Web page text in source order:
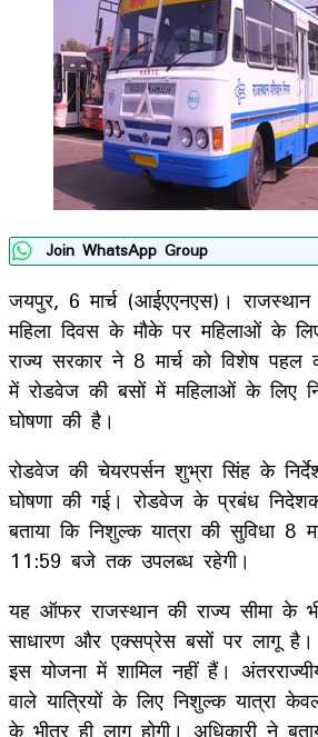
Join WhatsApp Group
जयपुर, 6 मार्च (आईएएनएस)। राजस्थान
महिला दिवस के मौके पर महिलाओं के
राज्य सरकार ने 8 मार्च को विशेष
में रोडवेज की बसों में महिलाओं के लिए
घोषणा की है।
रोडवेज की चेयरपर्सन शुभ्रा सिंह के
घोषणा की गई। रोडवेज के प्रबंध
बताया कि निशुल्क यात्रा की सुविधा 8
11:59 बजे तक उपलब्ध रहेगी।
यह ऑफर राजस्थान की राज्य सीमा के
साधारण और एक्सप्रेस बसों पर लागू
इस योजना में शामिल नहीं हैं।
वाले यात्रियों के लिए निशुल्क यात्रा